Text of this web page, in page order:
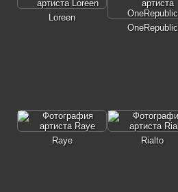
Loreen
OneRepublic
Raye
Rialto